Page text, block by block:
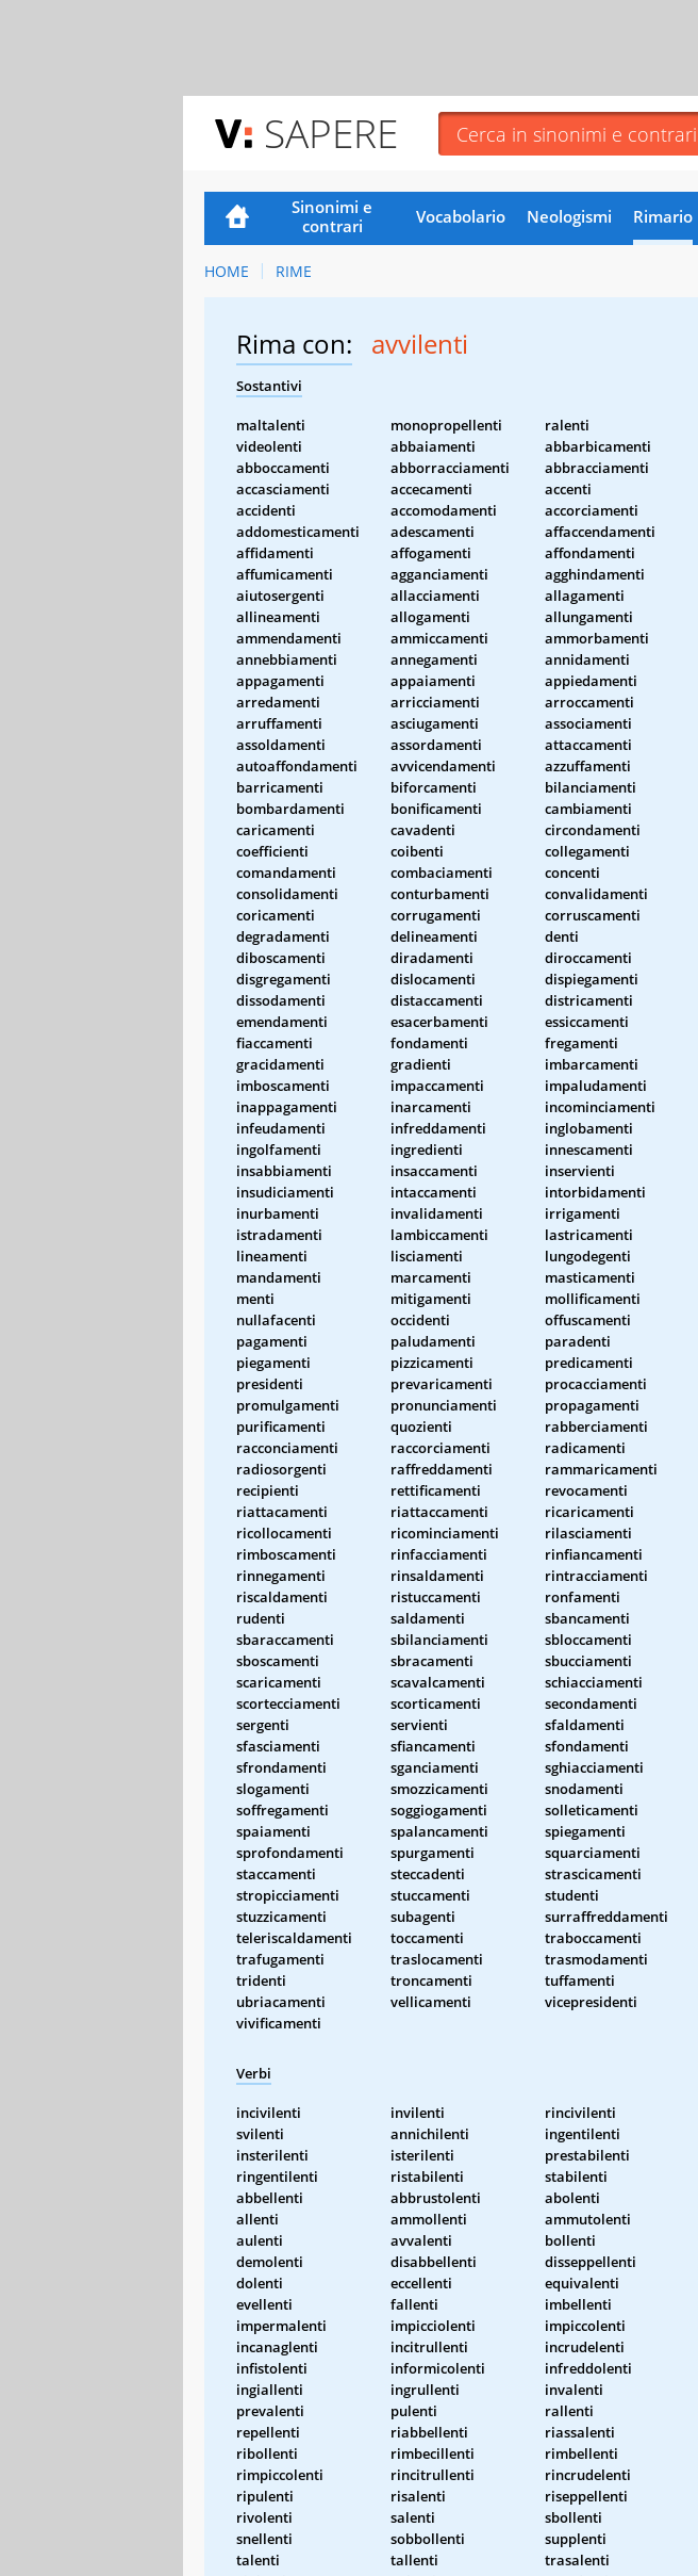
SAPERE
Sinonimi e
contrari
Vocabolario Neologismi Rimario
HOME RIME
Rima con: avvilenti
Sostantivi
maltalenti monopropellenti ralenti
videolenti
abbaiamenti abbarbicamenti
abboccamenti
abborracciamenti abbracciamenti
accasciamenti
accecamenti accenti
accidenti
accomodamenti accorciamenti
addomesticamenti
adescamenti affaccendamenti
affidamenti
affogamenti affondamenti
affumicamenti
agganciamenti agghindamenti
aiutosergenti
allacciamenti allagamenti
allineamenti
allogamenti allungamenti
ammendamenti
ammiccamenti ammorbamenti
annebbiamenti
annegamenti annidamenti
appagamenti
appaiamenti appiedamenti
arredamenti
arricciamenti arroccamenti
arruffamenti
asciugamenti associamenti
assoldamenti
assordamenti attaccamenti
autoaffondamenti
avvicendamenti azzuffamenti
barricamenti
biforcamenti bilanciamenti
bombardamenti
bonificamenti cambiamenti
caricamenti
cavadenti circondamenti
coefficienti
coibenti collegamenti
comandamenti
combaciamenti concenti
consolidamenti
conturbamenti convalidamenti
coricamenti
corrugamenti corruscamenti
degradamenti
delineamenti denti
diboscamenti
diradamenti diroccamenti
disgregamenti
dislocamenti dispiegamenti
dissodamenti
distaccamenti districamenti
emendamenti
esacerbamenti essiccamenti
fiaccamenti
fondamenti fregamenti
gracidamenti
gradienti imbarcamenti
imboscamenti
impaccamenti impaludamenti
inappagamenti
inarcamenti incominciamenti
infeudamenti
infreddamenti inglobamenti
ingolfamenti
ingredienti innescamenti
insabbiamenti
insaccamenti inservienti
insudiciamenti
intaccamenti intorbidamenti
inurbamenti
invalidamenti irrigamenti
istradamenti
lambiccamenti lastricamenti
lineamenti
lisciamenti lungodegenti
mandamenti
marcamenti masticamenti
menti
mitigamenti mollificamenti
nullafacenti
occidenti offuscamenti
pagamenti
paludamenti paradenti
piegamenti
pizzicamenti predicamenti
presidenti
prevaricamenti procacciamenti
promulgamenti
pronunciamenti propagamenti
purificamenti
quozienti rabberciamenti
racconciamenti
raccorciamenti radicamenti
radiosorgenti
raffreddamenti rammaricamenti
recipienti
rettificamenti revocamenti
riattacamenti
riattaccamenti ricaricamenti
ricollocamenti
ricominciamenti rilasciamenti
rimboscamenti
rinfacciamenti rinfiancamenti
rinnegamenti
rinsaldamenti rintracciamenti
riscaldamenti
ristuccamenti ronfamenti
rudenti
saldamenti sbancamenti
sbaraccamenti
sbilanciamenti sbloccamenti
sboscamenti
sbracamenti sbucciamenti
scaricamenti
scavalcamenti schiacciamenti
scortecciamenti
scorticamenti secondamenti
sergenti
servienti sfaldamenti
sfasciamenti
sfiancamenti sfondamenti
sfrondamenti
sganciamenti sghiacciamenti
slogamenti
smozzicamenti snodamenti
soffregamenti
soggiogamenti solleticamenti
spaiamenti
spalancamenti spiegamenti
sprofondamenti
spurgamenti squarciamenti
staccamenti
steccadenti strascicamenti
stropicciamenti
stuccamenti studenti
stuzzicamenti
subagenti surraffreddamenti
teleriscaldamenti
toccamenti traboccamenti
trafugamenti
traslocamenti trasmodamenti
tridenti
troncamenti tuffamenti
ubriacamenti
vellicamenti vicepresidenti
vivificamenti
Verbi
incivilenti invilenti rincivilenti
svilenti
annichilenti ingentilenti
insterilenti
isterilenti prestabilenti
ringentilenti
ristabilenti stabilenti
abbellenti
abbrustolenti abolenti
allenti
ammollenti ammutolenti
aulenti
avvalenti bollenti
demolenti
disabbellenti disseppellenti
dolenti
eccellenti equivalenti
evellenti
fallenti imbellenti
impermalenti
impicciolenti impiccolenti
incanaglenti
incitrullenti incrudelenti
infistolenti
informicolenti infreddolenti
ingiallenti
ingrullenti invalenti
prevalenti
pulenti rallenti
repellenti
riabbellenti riassalenti
ribollenti
rimbecillenti rimbellenti
rimpiccolenti
rincitrullenti rincrudelenti
ripulenti
risalenti riseppellenti
rivolenti
salenti sbollenti
snellenti
sobbollenti supplenti
talenti
tallenti trasalenti